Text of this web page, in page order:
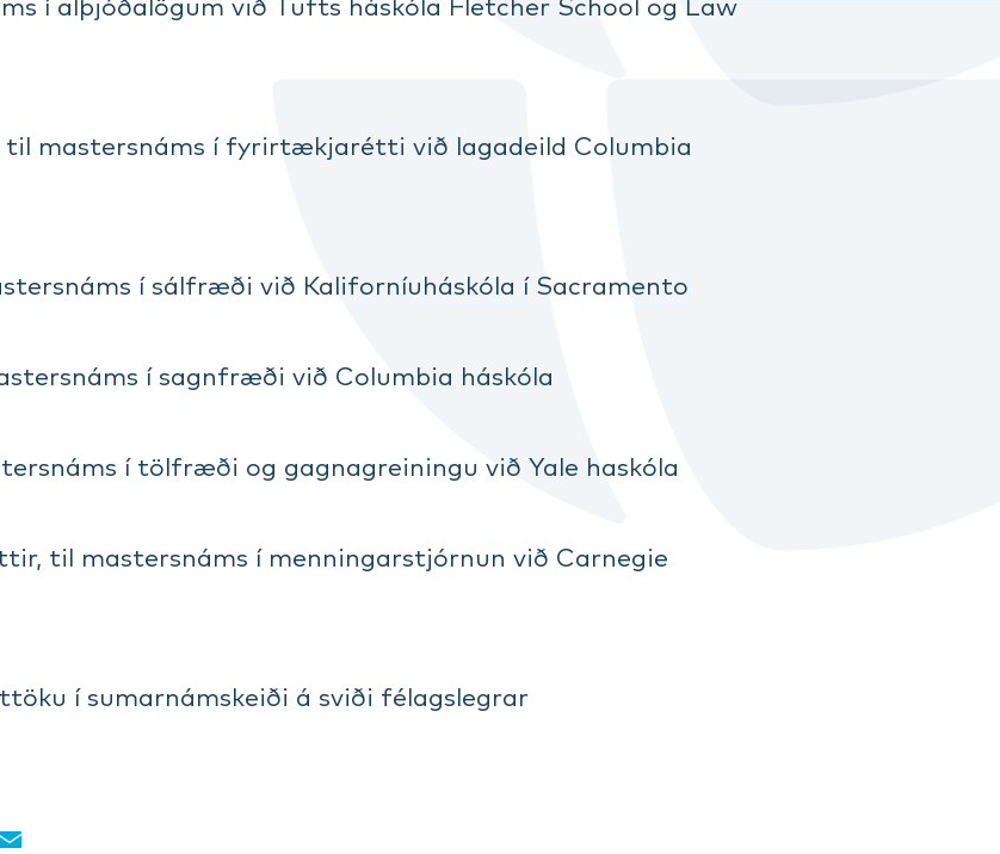
í alþjóðalögum við Tufts háskóla Fletcher School og Law
til mastersnáms í fyrirtækjarétti við lagadeild Columbia
í sálfræði við Kaliforníuháskóla í Sacramento
í sagnfræði við Columbia háskóla
í tölfræði og gagnagreiningu við Yale haskóla
til mastersnáms í menningarstjórnun við Carnegie
í sumarnámskeiði á sviði félagslegrar